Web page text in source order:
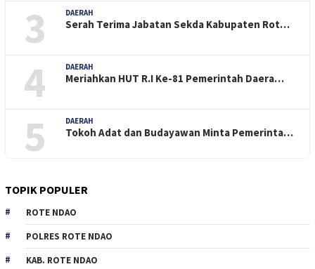
3 DAERAH
Serah Terima Jabatan Sekda Kabupaten Rot…
4 DAERAH
Meriahkan HUT R.I Ke-81 Pemerintah Daera…
5 DAERAH
Tokoh Adat dan Budayawan Minta Pemerinta…
TOPIK POPULER
ROTE NDAO
POLRES ROTE NDAO
KAB. ROTE NDAO